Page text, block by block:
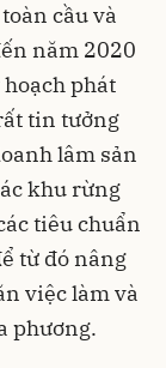
cầu và
năm 2020
phát
tin tưởng
lâm sản
khu rừng
tiêu chuẩn
từ đó nâng
việc làm và
phương.